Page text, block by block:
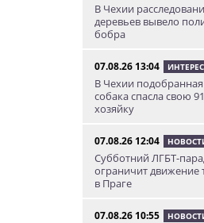
В Чехии
деревьев вывело
бобра
07.08.26 13:04
В Чехии
собака спасла свою
хозяйку
07.08.26 12:04
Субботний ЛГБТ-
ограничит движение
в Праге
07.08.26 10:55